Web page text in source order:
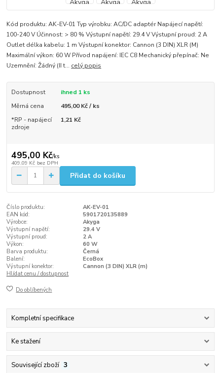
Kód produktu: AK-EV-01 Typ výrobku: AC/DC adaptér Napájecí napětí:
100-240 V Účinnost: > 80 % Výstupní napětí: 29.4 V Výstupní proud: 2 A
Outlet délka kabelu: 1 m Výstupní konektor: Cannon (3 DIN) XLR (M)
Maximální výkon: 60 W Přívod napájení: IEC C8 Mechanický přepínač: Ne
Uzemnění: Žádný (II t... celý popis
Dostupnost
ihned 1 ks
Měrná cena
495,00 Kč / ks
*RP - napájecí
zdroje
1,21 Kč
495,00 Kč/ks
409,09 Kč bez DPH
Přidat do košíku
Číslo produktu:
AK-EV-01
EAN kód:
5901720135889
Výrobce:
Akyga
Výstupní napětí:
29.4 V
Výstupní proud:
2 A
Výkon:
60 W
Barva produktu:
Černá
Balení:
EcoBox
Výstupní konektor:
Cannon (3 DIN) XLR (m)
Hlídat cenu / dostupnost
Do oblíbených
Kompletní specifikace
Ke stažení
Související zboží 3